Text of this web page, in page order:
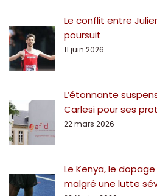
Le conflit entre
poursuit
11 juin 2026
L’étonnante
Carlesi pour ses
22 mars 2026
Le Kenya, le
malgré une lutte